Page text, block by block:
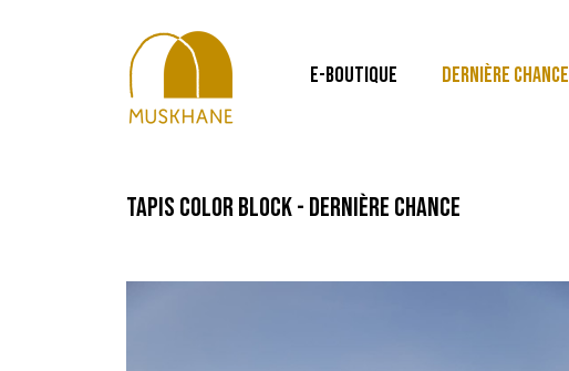
E-BOUTIQUE DERNIÈRE CHANCE
tapis color block - dernière chance